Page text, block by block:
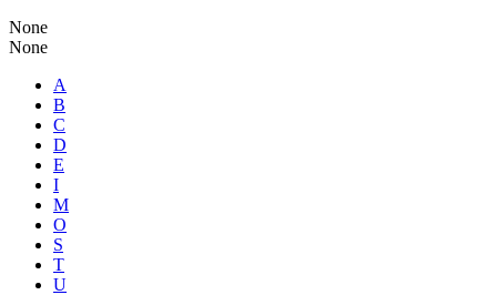
None
None
A
B
C
D
E
I
M
O
S
T
U